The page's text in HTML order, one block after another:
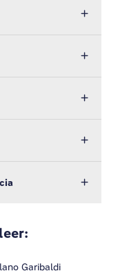
Garibaldi